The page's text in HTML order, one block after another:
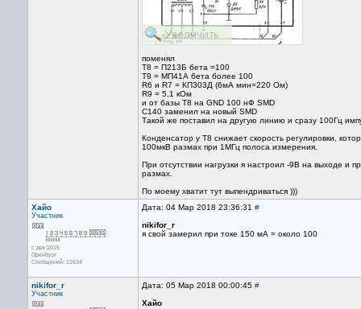
поменял
Т8 = П213Б бета =100
Т9 = МП41А бета более 100
R6 и R7 = КП303Д (6мА мин=220 Ом)
R9 = 5,1 кОм
и от базы Т8 на GND 100 нФ SMD
C140 заменил на новый SMD
Такой же поставил на другую линию и сразу 100Гц
Конденсатор у Т8 снижает скорость регулировки,
100мкВ размах при 1МГц полоса измерения.
При отсутствии нагрузки я настроил -9В на выходе и
размах.
По моему хватит тут выпендриваться )))
Хайо
Участник
с дек 2015
Оренбург
Сообщений: 21534
Дата: 04 Мар 2018 23:36:31 #
nikifor_r
я свой замерил при токе 150 мА = около 100
nikifor_r
Участник
Дата: 05 Мар 2018 00:00:45 #
Хайо